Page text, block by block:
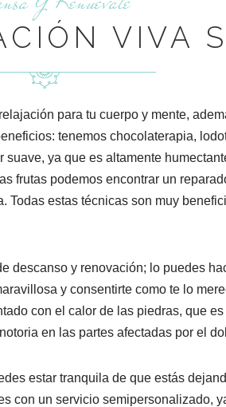
VIVA
para tu cuerpo y mente,
tenemos chocolaterapia,
ya que es altamente
frutas podemos encontrar un
estas técnicas son muy
descanso y renovación; lo puedes
y consentirte como te lo
con el calor de las piedras, que
en las partes afectadas por el
estar tranquila de que estás
con un servicio semipersonalizado,